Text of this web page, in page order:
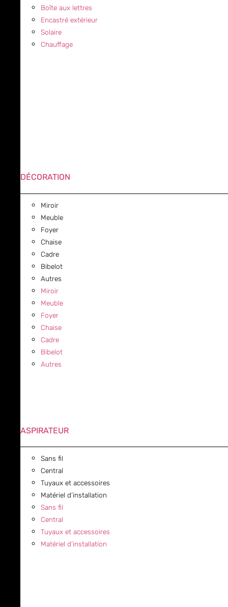
Boîte aux lettres
Encastré extérieur
Solaire
Chauffage
DÉCORATION
Miroir
Meuble
Foyer
Chaise
Cadre
Bibelot
Autres
Miroir
Meuble
Foyer
Chaise
Cadre
Bibelot
Autres
ASPIRATEUR
Sans fil
Central
Tuyaux et accessoires
Matériel d’installation
Sans fil
Central
Tuyaux et accessoires
Matériel d’installation